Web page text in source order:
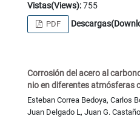
Vistas(Views):755
PDF
Corrosión del acero al
nio en diferentes atmósferas
Esteban Correa Bedoya, Carlos
Juan Delgado L, Juan G.